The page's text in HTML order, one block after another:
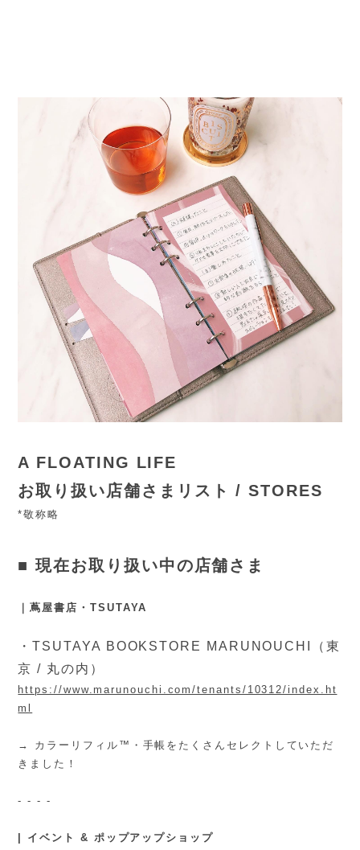
A FLOATING LIFE
お取り扱い店舗さまリスト / STORES
*敬称略
■ 現在お取り扱い中の店舗さま
｜蔦屋書店・TSUTAYA
・TSUTAYA BOOKSTORE MARUNOUCHI（東
京 / 丸の内）
https://www.marunouchi.com/tenants/10312/index.ht
ml
→ カラーリフィル™️・手帳をたくさんセレクトしていただ
きました！
- - - -
| イベント & ポップアップショップ